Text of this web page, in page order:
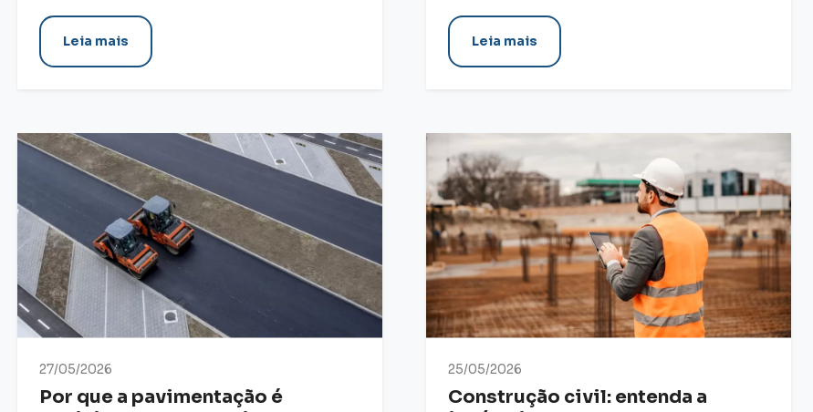
Leia mais Leia mais
27/05/2026
Por que a pavimentação é
25/05/2026
Construção civil: entenda a